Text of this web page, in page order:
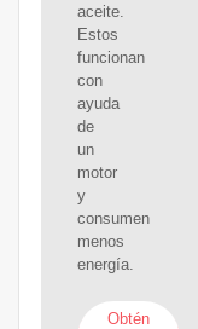
aceite.
Estos
funcionan
con
ayuda
de
un
motor
y
consumen
menos
energía.
Obtén